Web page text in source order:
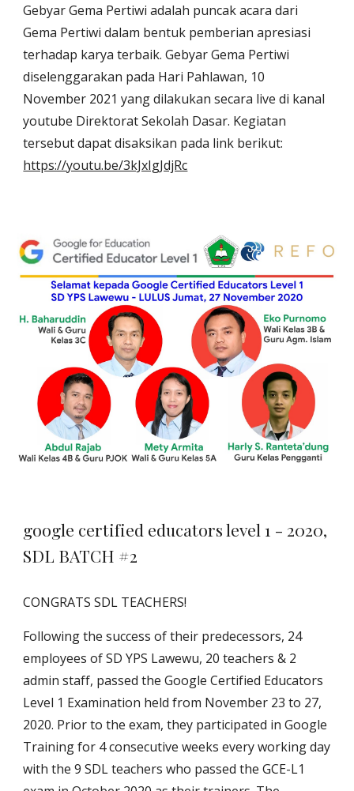
Gebyar Gema Pertiwi adalah puncak acara dari
Gema Pertiwi dalam bentuk pemberian apresiasi
terhadap karya terbaik. Gebyar Gema Pertiwi
diselenggarakan pada Hari Pahlawan, 10
November 2021 yang dilakukan secara live di kanal
youtube Direktorat Sekolah Dasar. Kegiatan
tersebut dapat disaksikan pada link berikut:
https://youtu.be/3kJxIgJdjRc
google certified educators level 1 - 2020,
SDL BATCH #2
CONGRATS SDL TEACHERS!
Following the success of their predecessors, 24
employees of SD YPS Lawewu, 20 teachers & 2
admin staff, passed the Google Certified Educators
Level 1 Examination held from November 23 to 27,
2020. Prior to the exam, they participated in Google
Training for 4 consecutive weeks every working day
with the 9 SDL teachers who passed the GCE-L1